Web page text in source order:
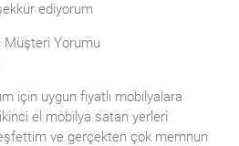
ediyorum
Müşteri Yorumu
için uygun fiyatlı mobilyalara
el mobilya satan yerleri
ve gerçekten çok memnun